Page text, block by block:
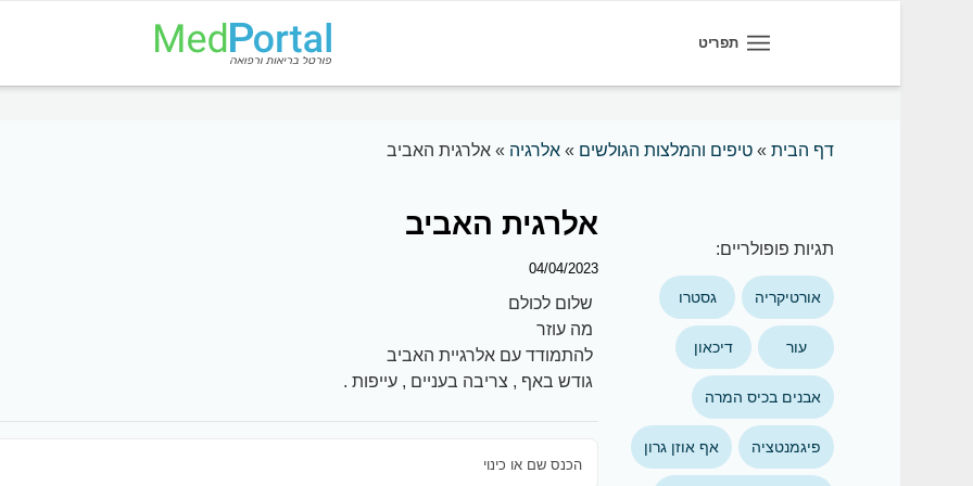
תפריט
דף הבית» טיפים והמלצות הגולשים » אלרגיה » אלרגית האביב
תגיות פופולריים:
אורטיקריה גסטרו
עור דיכאון
אבנים בכיס המרה
פיגמנטציה אף אוזן גרון
אלרגית האביב
04/04/2023
שלום לכולם
מה עוזר
להתמודד עם אלרגיית האביב
גודש באף , צריבה בעניים , עייפות .